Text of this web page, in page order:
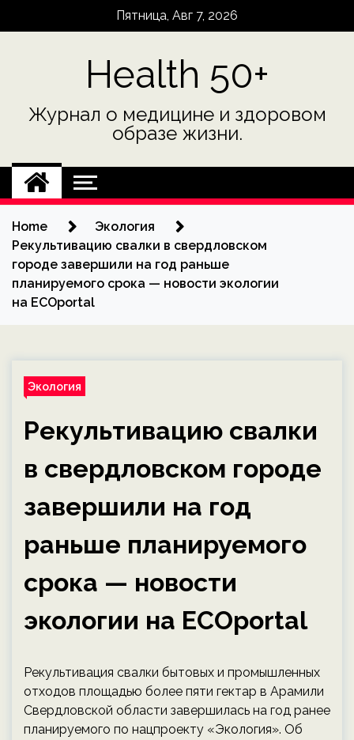
Пятница, Авг 7, 2026
Health 50+
Журнал о медицине и здоровом
образе жизни.
Home
Экология
Рекультивацию свалки в свердловском
городе завершили на год раньше
планируемого срока — новости экологии
на ECOportal
Экология
Рекультивацию свалки
в свердловском городе
завершили на год
раньше планируемого
срока — новости
экологии на ECOportal
Рекультивация свалки бытовых и промышленных
отходов площадью более пяти гектар в Арамили
Свердловской области завершилась на год ранее
планируемого по нацпроекту «Экология». Об